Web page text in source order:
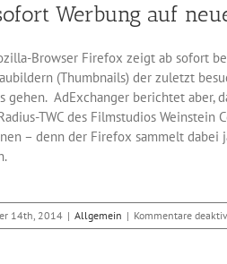
Werbung auf
Browser Firefox zeigt ab sofort
(Thumbnails) der zuletzt
gehen. AdExchanger berichtet aber,
TWC des Filmstudios
– denn der Firefox sammelt dabei
14th, 2014 | Allgemein | Kommentare